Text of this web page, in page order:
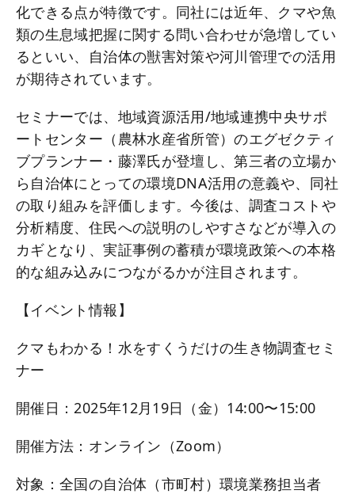
化できる点が特徴です。同社には近年、クマや魚
類の生息域把握に関する問い合わせが急増してい
るといい、自治体の獣害対策や河川管理での活用
が期待されています。
セミナーでは、地域資源活用/地域連携中央サポ
ートセンター（農林水産省所管）のエグゼクティ
ブプランナー・藤澤氏が登壇し、第三者の立場か
ら自治体にとっての環境DNA活用の意義や、同社
の取り組みを評価します。今後は、調査コストや
分析精度、住民への説明のしやすさなどが導入の
カギとなり、実証事例の蓄積が環境政策への本格
的な組み込みにつながるかが注目されます。
【イベント情報】
クマもわかる！水をすくうだけの生き物調査セミ
ナー
開催日：2025年12月19日（金）14:00〜15:00
開催方法：オンライン（Zoom）
対象：全国の自治体（市町村）環境業務担当者